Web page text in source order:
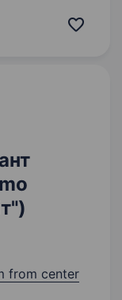
from center